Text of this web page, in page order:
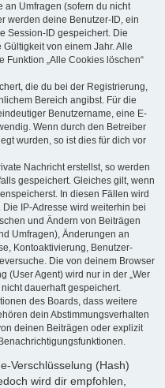
an Umfragen (sofern du nicht
werden deine Benutzer-ID, ein
Session-ID gespeichert. Die
von einem Jahr. Alle
Funktion „Alle Cookies löschen“
die du bei der Registrierung,
Bereich angibst. Für die
Benutzername, eine E-
Wenn durch den Betreiber
wurden, so ist dies für dich vor
Nachricht erstellst, so werden
gespeichert. Gleiches gilt, wenn
In diesen Fällen wird
IP-Adresse wird weiterhin bei
und Ändern von Beiträgen
Umfragen), Änderungen an
Kontoaktivierung, Benutzer-
Die von deinem Browser
(User Agent) wird nur in der „Wer
dauerhaft gespeichert.
des Boards, dass weitere
dein Abstimmungsverhalten
deinen Beiträgen oder explizit
Verschlüsselung (Hash)
wird dir empfohlen,